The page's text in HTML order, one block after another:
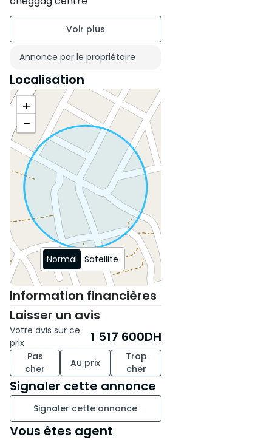
Garage
Annonce par le propriétaire
Localisation
+
−
Normal Satellite
Information financières
Laisser un avis
Votre avis sur ce
prix
1 517 600DH
Pas
cher
Au prix
Trop
cher
Signaler cette annonce
Signaler cette annonce
Vous êtes agent